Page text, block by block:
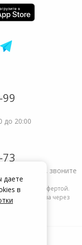
до 20:00
жалоба, звоните
публичной офертой.
заказа через
даете
в